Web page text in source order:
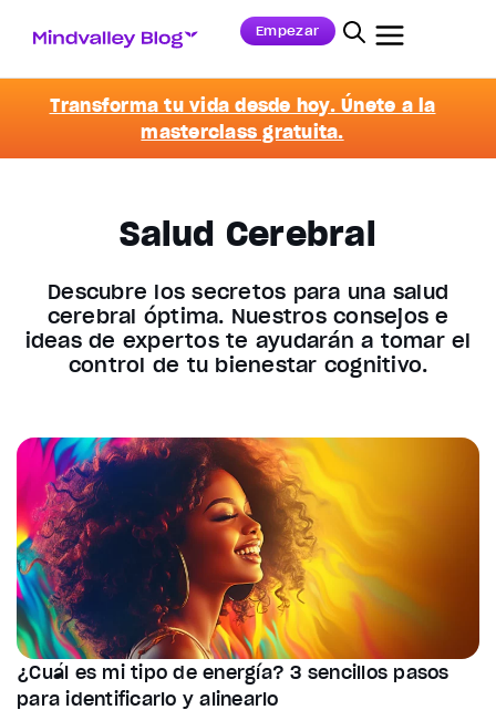
Empezar
Transforma tu vida desde hoy. Únete a la
masterclass gratuita.
Salud Cerebral
Descubre los secretos para una salud
cerebral óptima. Nuestros consejos e
ideas de expertos te ayudarán a tomar el
control de tu bienestar cognitivo.
¿Cuál es mi tipo de energía? 3 sencillos pasos
para identificarlo y alinearlo